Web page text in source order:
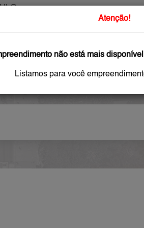
IMÓVEIS NOVOS
Atenção!
não está mais
Listamos para você